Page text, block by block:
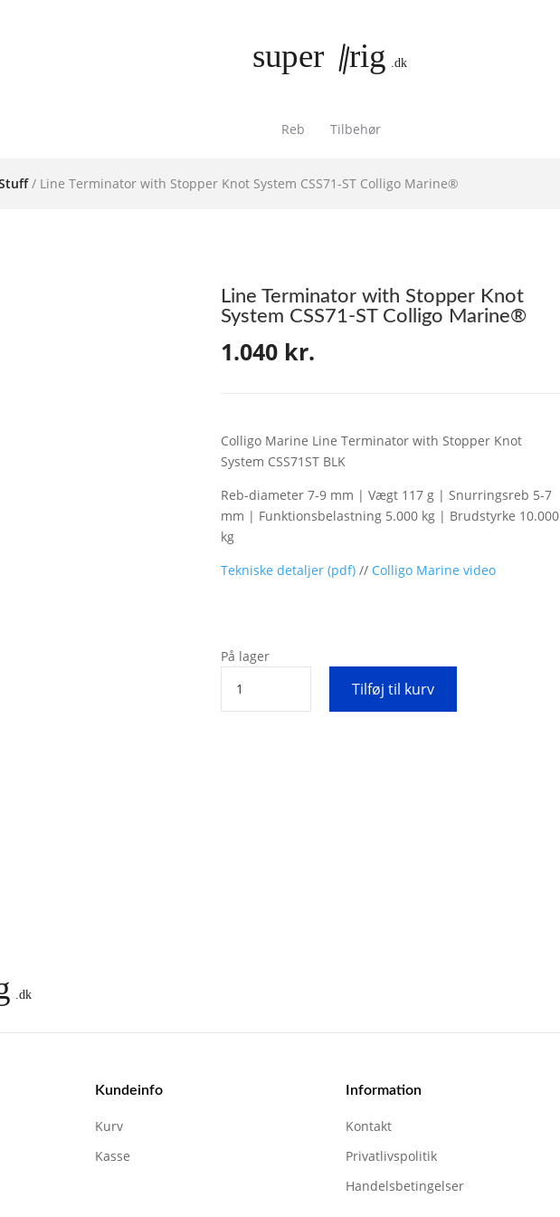
Reb Tilbehør
/ Line Terminator with Stopper Knot System CSS71-ST Colligo Marine®
Line Terminator with Stopper Knot
System CSS71-ST Colligo Marine®
1.040 kr.
Colligo Marine Line Terminator with Stopper Knot
System CSS71ST BLK
Reb-diameter 7-9 mm | Vægt 117 g | Snurringsreb 5-7
mm | Funktionsbelastning 5.000 kg | Brudstyrke 10.000
kg
Tekniske detaljer (pdf)// Colligo Marine video
På lager
Terminator
with
Tilføj til kurv
Kundeinfo
Kurv
Kasse
Information
Kontakt
Privatlivspolitik
Handelsbetingelser